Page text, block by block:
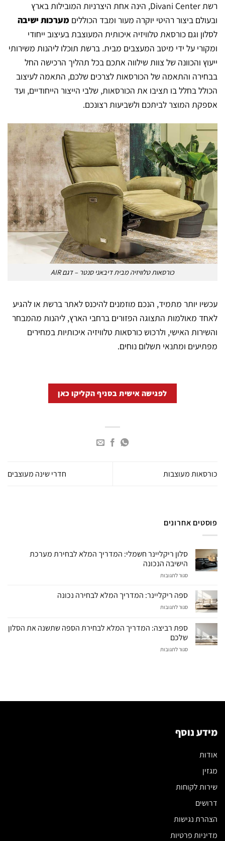
רשת Divani Center, הינה אחת היצרניות המובילות בארץ
ובעולם ביצור רהיטי יוקרה מעור ומבד הכוללים מערכות ישיבה
לסלון וגם כורסאת טלוויזיה איכותית המעוצבת בעיצוב ייחודי
ומקורי על ידי מיטב המעצבים מבית. ברשת תוכלו ליהנות משירותי
ייעוץ והכוונה של צוות שילווה אתכם בכל תהליך הרכישה החל
בבחירה והתאמה של הכורסאות לצרכים שלכם, התאמה לעיצוב
הכולל בחלל בו תציבו את הכורסאות, שלבי הייצור הייחודיים, ועד
אספקת המוצר לביתכם ולשביעות רצונכם.
כורסאות טלוויזיה מבית דיבאני סנטר – דגם AIR
עכשיו יותר מתמיד, הנכם מוזמנים להיכנס לאתר ברשת או להגיע
לאחד מאולמות התצוגה הפזורים ברחבי הארץ, ליהנות מהמבחר
והשירות האישי, ולרכוש כורסאות טלוויזיה איכותיות במחירים
מפתיעים ומתנאי תשלום נוחים.
לפגישה אישית בסניף הקליקו כאן
כורסאות מעוצבות חדרי שינה מעוצבים
פוסטים אחרונים
סלון ריקליינר חשמלי: המדריך המלא לבחירת מערכת
הישיבה הנכונה
סגור לתגובות
ריקליינר
המדריך
לבחירת
הנכונה
ספה ריקליינר: המדריך המלא לבחירה נכונה
סגור לתגובות
המדריך
לבחירה
ספת רביצה: המדריך המלא לבחירת הספה שתשנה את הסלון
שלכם
סגור לתגובות
הספה
מידע נוסף
אודות
מגזין
שירות לקוחות
דרושים
הצהרת נגישות
מדיניות פרטיות